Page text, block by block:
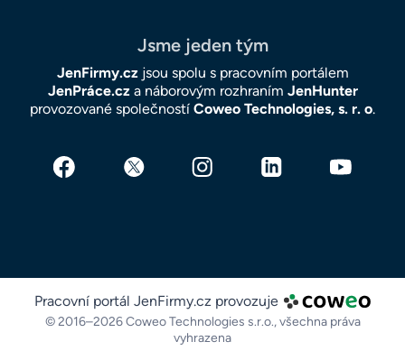
Jsme jeden tým
JenFirmy.czjsou spolu s pracovním portálem
JenPráce.cza náborovým rozhraním JenHunter
provozované společností Coweo Technologies, s. r. o.
Pracovní portál JenFirmy.cz provozuje
© 2016–2026 Coweo Technologies s.r.o.,všechna práva
vyhrazena